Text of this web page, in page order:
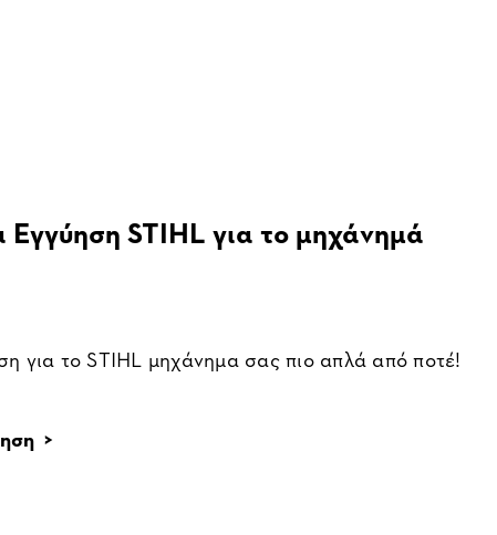
Εγγύηση STIHL για το μηχάνημά
για το STIHL μηχάνημα σας πιο απλά από ποτέ!
>